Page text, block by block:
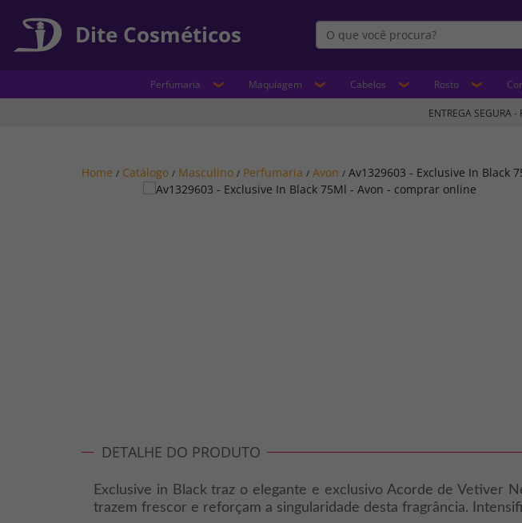
Dite Cosméticos
Perfumaria Maquiagem Cabelos Rosto
ENTREGA SEGURA -
Home / Catálogo / Masculino / Perfumaria / Avon / Av1329603 - Exclusive In Black
DETALHE DO PRODUTO
Exclusive in Black traz o elegante e exclusivo Acorde de Vetiver
trazem frescor e reforçam a singularidade desta fragrância.